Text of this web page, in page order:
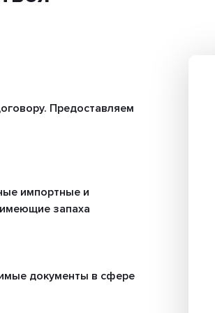
Предоставляем
импортные и
запаха
документы в сфере